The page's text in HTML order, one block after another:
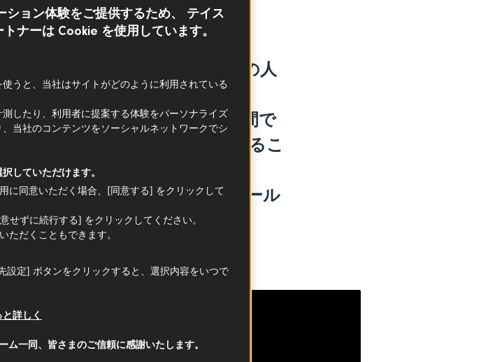
、食事も美味しく、また地域の人
リズムができる土地です。
週末旅行でも、はたまた一週間で
いろいろなブドウ畑を探索するこ
リストフ・プルトー氏にロワール
についてお話を伺いました。
ョン体験をご提供するため、 テイス
ナーは Cookie を使用しています。
うと、当社はサイトがどのように利用されている
したり、利用者に提案する体験をパーソナライズ
当社のコンテンツをソーシャルネットワークでシ
していただけます。
に同意いただく場合、[同意する] をクリックして
せずに続行する] をクリックしてください。
ただくこともできます。
定] ボタンをクリックすると、選択内容をいつで
詳しく
ム一同、皆さまのご信頼に感謝いたします。